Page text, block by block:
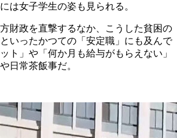
は女子学生の姿も見られる。
財政を直撃するなか、こうした貧困の
いったかつての「安定職」にも及んで
ト」や「何か月も給与がもらえない」
日常茶飯事だ。